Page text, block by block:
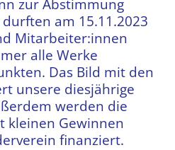
am 15.11.2023
Mitarbeiter:innen
alle Werke
Das Bild mit den
unsere diesjährige
werden die
kleinen Gewinnen
finanziert.